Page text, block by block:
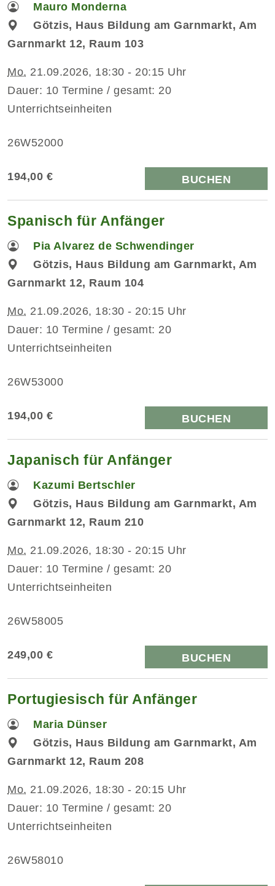
Mauro Monderna
Götzis, Haus Bildung am Garnmarkt, Am
Garnmarkt 12, Raum 103
Mo. 21.09.2026, 18:30 - 20:15 Uhr
Dauer: 10 Termine / gesamt: 20
Unterrichtseinheiten
26W52000
194,00 € BUCHEN
Spanisch für Anfänger
Pia Alvarez de Schwendinger
Götzis, Haus Bildung am Garnmarkt, Am
Garnmarkt 12, Raum 104
Mo. 21.09.2026, 18:30 - 20:15 Uhr
Dauer: 10 Termine / gesamt: 20
Unterrichtseinheiten
26W53000
194,00 € BUCHEN
Japanisch für Anfänger
Kazumi Bertschler
Götzis, Haus Bildung am Garnmarkt, Am
Garnmarkt 12, Raum 210
Mo. 21.09.2026, 18:30 - 20:15 Uhr
Dauer: 10 Termine / gesamt: 20
Unterrichtseinheiten
26W58005
249,00 € BUCHEN
Portugiesisch für Anfänger
Maria Dünser
Götzis, Haus Bildung am Garnmarkt, Am
Garnmarkt 12, Raum 208
Mo. 21.09.2026, 18:30 - 20:15 Uhr
Dauer: 10 Termine / gesamt: 20
Unterrichtseinheiten
26W58010